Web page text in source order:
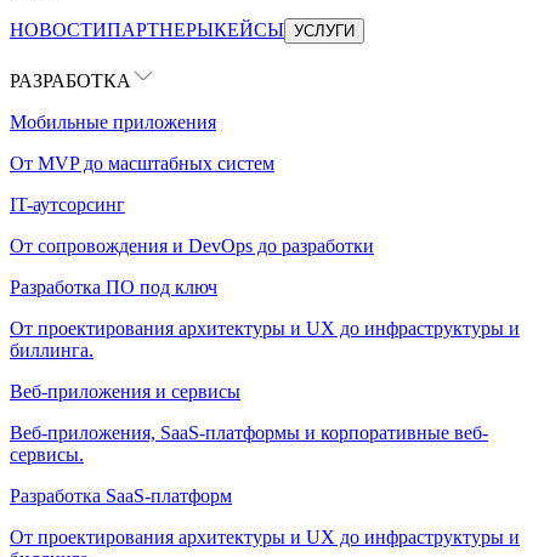
НОВОСТИПАРТНЕРЫКЕЙСЫ УСЛУГИ
РАЗРАБОТКА
Мобильные приложения
От MVP до масштабных систем
IT-аутсорсинг
От сопровождения и DevOps до разработки
Разработка ПО под ключ
От проектирования архитектуры и UX до инфраструктуры и
биллинга.
Веб-приложения и сервисы
Веб-приложения, SaaS-платформы и корпоративные веб-
сервисы.
Разработка SaaS-платформ
От проектирования архитектуры и UX до инфраструктуры и